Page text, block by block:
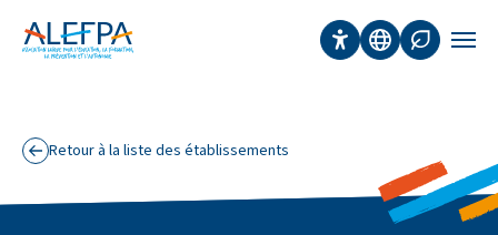
Aller au contenu principal
Accessibilité
Traduction
Affichage
Retour à la liste des établissements